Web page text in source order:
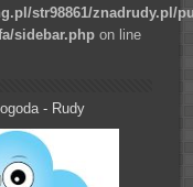
str98861/znadrudy.pl/
sidebar.phpon line
- Rudy